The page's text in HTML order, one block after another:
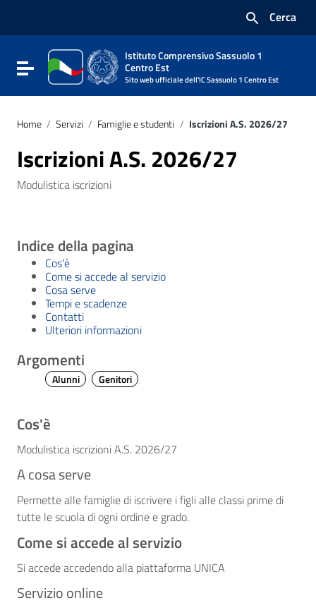
Vai al footer
Cerca
Attiva / disattiva la navigazione
Istituto Comprensivo Sassuolo 1
Centro Est
Sito web ufficiale dell'IC Sassuolo 1 Centro Est
Home / Servizi / Famiglie e studenti / Iscrizioni A.S. 2026/27
Iscrizioni A.S. 2026/27
Modulistica iscrizioni
Indice della pagina
Cos'è
Come si accede al servizio
Cosa serve
Tempi e scadenze
Contatti
Ulteriori informazioni
Argomenti
Alunni Genitori
Cos'è
Modulistica iscrizioni A.S. 2026/27
A cosa serve
Permette alle famiglie di iscrivere i figli alle classi prime di
tutte le scuola di ogni ordine e grado.
Come si accede al servizio
Si accede accedendo alla piattaforma UNICA
Servizio online